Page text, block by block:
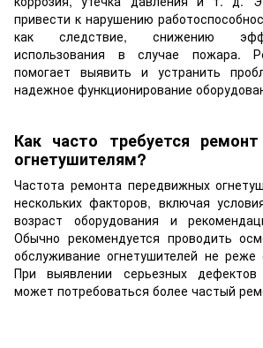
привести к нарушению
как следствие, снижению
использования в случае пожара.
помогает выявить и устранить
надежное функционирование
Как часто требуется
огнетушителям?
Частота ремонта передвижных
нескольких факторов, включая
возраст оборудования и
Обычно рекомендуется проводить
обслуживание огнетушителей не реже
При выявлении серьезных
может потребоваться более частый